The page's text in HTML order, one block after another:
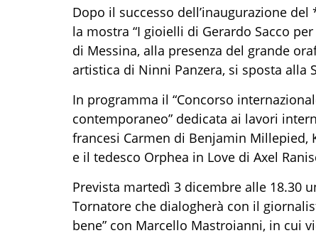
Dopo il successo dell’inaugurazione
la mostra “I gioielli di Gerardo Sacco
di Messina, alla presenza del grande
artistica di Ninni Panzera, si sposta alla
In programma il “Concorso
contemporaneo” dedicata ai lavori
francesi Carmen di Benjamin Millepied,
e il tedesco Orphea in Love di Axel
Prevista martedì 3 dicembre alle 18.30
Tornatore che dialogherà con il
bene” con Marcello Mastroianni, in cui